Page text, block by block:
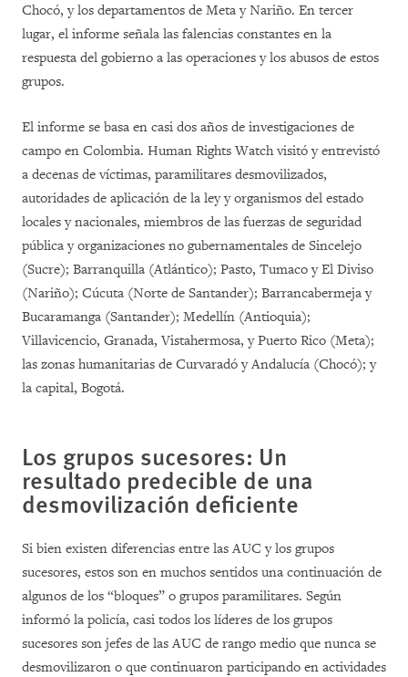
Chocó, y los departamentos de Meta y Nariño. En tercer
lugar, el informe señala las falencias constantes en la
respuesta del gobierno a las operaciones y los abusos de estos
grupos.
El informe se basa en casi dos años de investigaciones de
campo en Colombia. Human Rights Watch visitó y entrevistó
a decenas de víctimas, paramilitares desmovilizados,
autoridades de aplicación de la ley y organismos del estado
locales y nacionales, miembros de las fuerzas de seguridad
pública y organizaciones no gubernamentales de Sincelejo
(Sucre); Barranquilla (Atlántico); Pasto, Tumaco y El Diviso
(Nariño); Cúcuta (Norte de Santander); Barrancabermeja y
Bucaramanga (Santander); Medellín (Antioquia);
Villavicencio, Granada, Vistahermosa, y Puerto Rico (Meta);
las zonas humanitarias de Curvaradó y Andalucía (Chocó); y
la capital, Bogotá.
Los grupos sucesores: Un
resultado predecible de una
desmovilización deficiente
Si bien existen diferencias entre las AUC y los grupos
sucesores, estos son en muchos sentidos una continuación de
algunos de los “bloques” o grupos paramilitares. Según
informó la policía, casi todos los líderes de los grupos
sucesores son jefes de las AUC de rango medio que nunca se
desmovilizaron o que continuaron participando en actividades